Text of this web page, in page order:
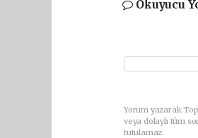
Okuyucu
Yorum yazarak
veya dolaylı tüm
tutulamaz.